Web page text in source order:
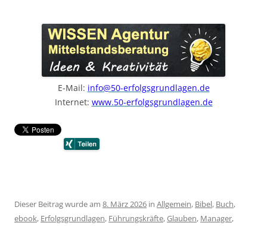
E-Mail: info@50-erfolgsgrundlagen.de
Internet: www.50-erfolgsgrundlagen.de
Dieser Beitrag wurde am 8. März 2026 in Allgemein, Bibel, Buch,
ebook, Erfolgsgrundlagen, Führungskräfte,Glauben, Manager,